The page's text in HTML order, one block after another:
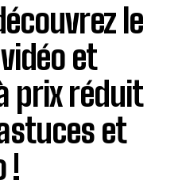
le
et
prix réduit
et
!